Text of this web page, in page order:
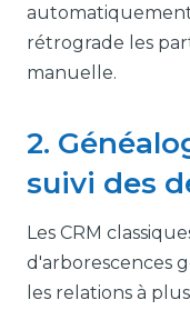
rétrograde les
manuelle.
2.
suivi des
Les CRM
d'arborescences
les relations à